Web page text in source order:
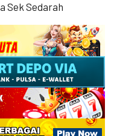
Sek Sedarah